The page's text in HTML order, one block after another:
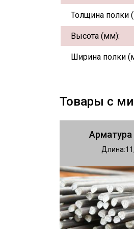
Толщина полки
Высота (мм):
Ширина полки
Товары с
Арматура
Длина